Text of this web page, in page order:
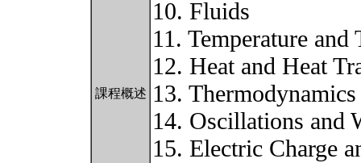
課程概述
10. Fluids
11. Temperature
12. Heat and Heat
13. Thermodynamics
14. Oscillations and
15. Electric Charge